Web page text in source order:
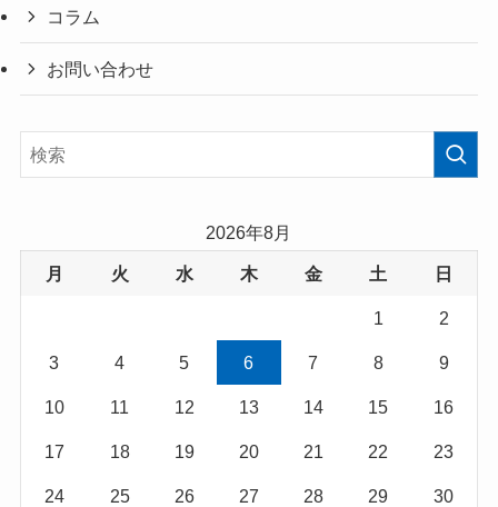
コラム
お問い合わせ
2026年8月
月 火 水 木 金 土 日
1 2
3 4 5 6 7 8 9
10 11 12 13 14 15 16
17 18 19 20 21 22 23
24 25 26 27 28 29 30